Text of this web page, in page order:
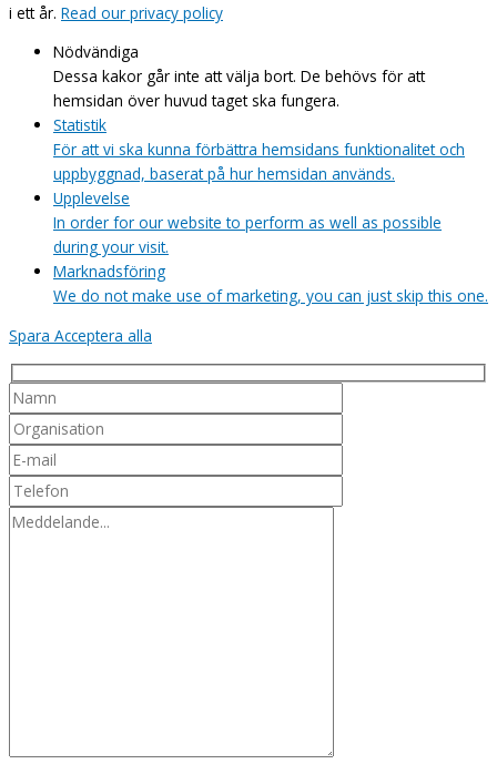
i ett år. Read our privacy policy
Nödvändiga
Dessa kakor går inte att välja bort. De behövs för att
hemsidan över huvud taget ska fungera.
Statistik
För att vi ska kunna förbättra hemsidans funktionalitet och
uppbyggnad, baserat på hur hemsidan används.
Upplevelse
In order for our website to perform as well as possible
during your visit.
Marknadsföring
We do not make use of marketing, you can just skip this one.
Spara Acceptera alla